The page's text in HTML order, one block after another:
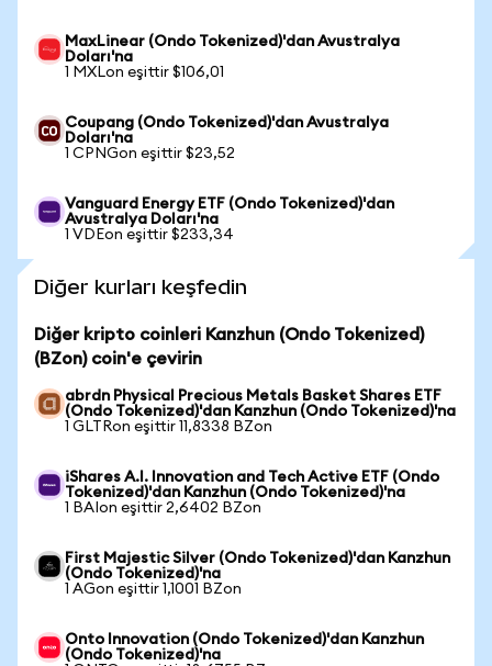
MaxLinear (Ondo Tokenized)'dan Avustralya
Doları'na
1 MXLon eşittir $106,01
Coupang (Ondo Tokenized)'dan Avustralya
Doları'na
1 CPNGon eşittir $23,52
Vanguard Energy ETF (Ondo Tokenized)'dan
Avustralya Doları'na
1 VDEon eşittir $233,34
Diğer kurları keşfedin
Diğer kripto coinleri Kanzhun (Ondo Tokenized)
(BZon) coin'e çevirin
abrdn Physical Precious Metals Basket Shares ETF
(Ondo Tokenized)'dan Kanzhun (Ondo Tokenized)'na
1 GLTRon eşittir 11,8338 BZon
iShares A.I. Innovation and Tech Active ETF (Ondo
Tokenized)'dan Kanzhun (Ondo Tokenized)'na
1 BAIon eşittir 2,6402 BZon
First Majestic Silver (Ondo Tokenized)'dan Kanzhun
(Ondo Tokenized)'na
1 AGon eşittir 1,1001 BZon
Onto Innovation (Ondo Tokenized)'dan Kanzhun
(Ondo Tokenized)'na